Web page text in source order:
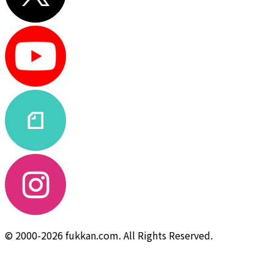
© 2000-2026 fukkan.com. All Rights Reserved.